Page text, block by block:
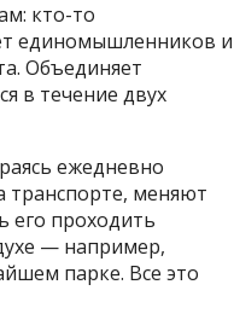
кто-то
единомышленников и
Объединяет
в течение двух
ежедневно
транспорте, меняют
его проходить
— например,
парке. Все это